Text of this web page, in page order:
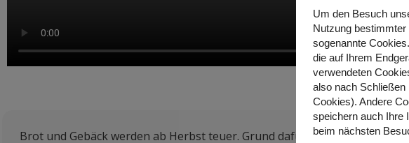
Brot und Gebäck werden ab Herbst teuer. Grund dafür sind zum
Um den Besuch
Nutzung
sogenannte
die auf Ihrem
verwendeten
also nach
Cookies). Andere
speichern auch Ihre
beim nächsten